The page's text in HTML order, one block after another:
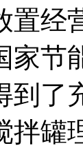
置经
家节
到了
拌罐